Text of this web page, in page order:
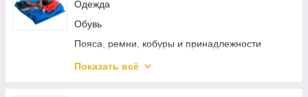
Одежда
Обувь
Пояса, ремни, кобуры и принадлежности
Защита органов зрения
Показать всё